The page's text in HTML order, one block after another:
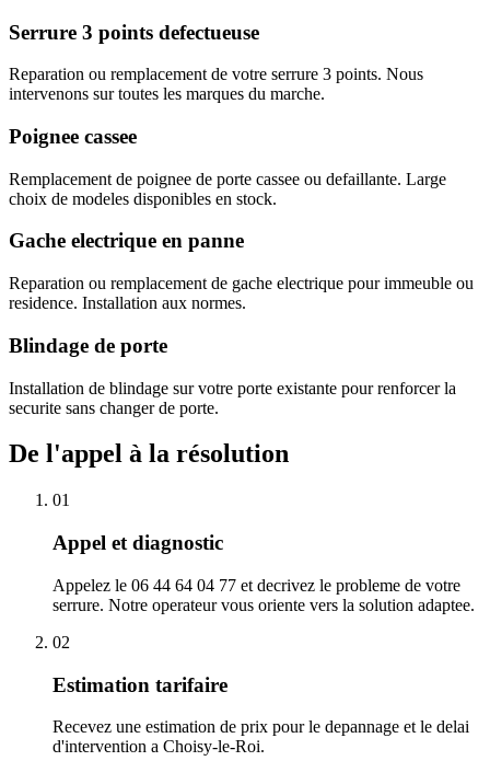
Serrure 3 points defectueuse
Reparation ou remplacement de votre serrure 3 points. Nous
intervenons sur toutes les marques du marche.
Poignee cassee
Remplacement de poignee de porte cassee ou defaillante. Large
choix de modeles disponibles en stock.
Gache electrique en panne
Reparation ou remplacement de gache electrique pour immeuble ou
residence. Installation aux normes.
Blindage de porte
Installation de blindage sur votre porte existante pour renforcer la
securite sans changer de porte.
De l'appel à la résolution
01
Appel et diagnostic
Appelez le 06 44 64 04 77 et decrivez le probleme de votre
serrure. Notre operateur vous oriente vers la solution adaptee.
02
Estimation tarifaire
Recevez une estimation de prix pour le depannage et le delai
d'intervention a Choisy-le-Roi.